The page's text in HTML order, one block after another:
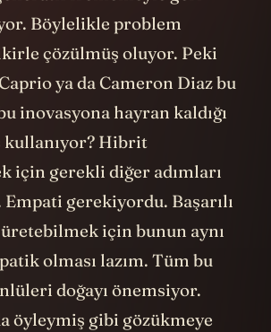
Böylelikle problem
çözülmüş oluyor. Peki
ya da Cameron Diaz bu
inovasyona hayran kaldığı
Hibrit
için gerekli diğer adımları
Empati gerekiyordu. Başarılı
için bunun aynı
olması lazım. Tüm bu
doğayı önemsiyor.
öyleymiş gibi gözükmeye